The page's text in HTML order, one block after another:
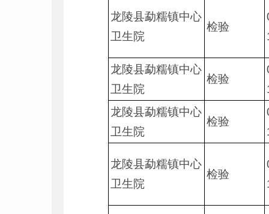
龙陵县勐糯镇中心
卫生院
检验
龙陵县勐糯镇中心
卫生院
检验
龙陵县勐糯镇中心
卫生院
检验
龙陵县勐糯镇中心
卫生院
检验